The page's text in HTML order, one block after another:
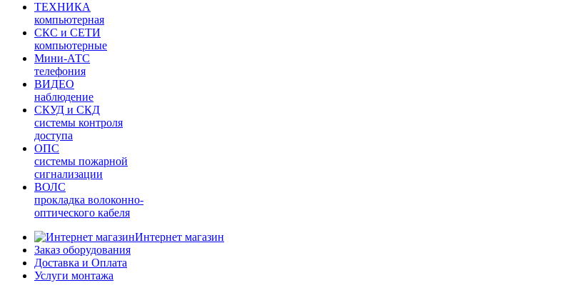
ТЕХНИКА
компьютерная
СКС и СЕТИ
компьютерные
Мини-АТС
телефония
ВИДЕО
наблюдение
СКУД и СКД
системы контроля
доступа
ОПС
системы пожарной
сигнализации
ВОЛС
прокладка волоконно-
оптического кабеля
Интернет магазин
Заказ оборудования
Доставка и Оплата
Услуги монтажа